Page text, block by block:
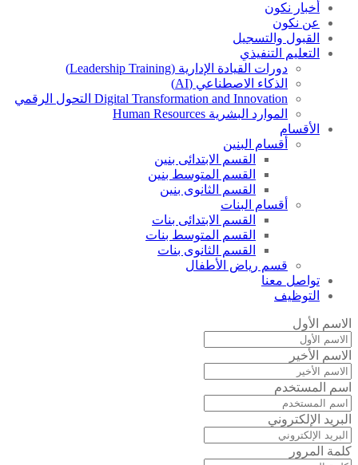
أخبار نكون
عن نكون
القبول والتسجيل
التعليم التنفيذي
دورات القيادة الإدارية (Leadership Training)
الذكاء الاصطناعي (AI)
Digital Transformation and Innovation التحول الرقمي
الموارد البشرية Human Resources
الأقسام
أقسام البنين
القسم الابتدائى بنين
القسم المتوسط بنين
القسم الثانوى بنين
أقسام البنات
القسم الابتدائى بنات
القسم المتوسط بنات
القسم الثانوى بنات
قسم رياض الأطفال
تواصل معنا
التوظيف
الاسم الأول
الاسم الأخير
اسم المستخدم
البريد الإلكتروني
كلمة المرور